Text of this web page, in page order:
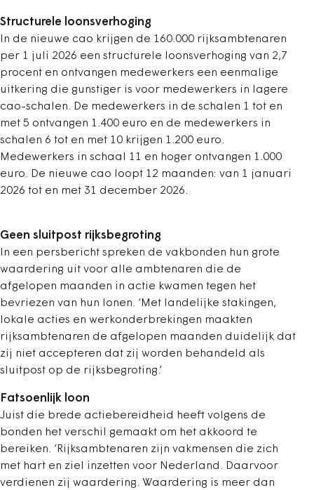
Structurele loonsverhoging
In de nieuwe cao krijgen de 160.000 rijksambtenaren
per 1 juli 2026 een structurele loonsverhoging van 2,7
procent en ontvangen medewerkers een eenmalige
uitkering die gunstiger is voor medewerkers in lagere
cao-schalen. De medewerkers in de schalen 1 tot en
met 5 ontvangen 1.400 euro en de medewerkers in
schalen 6 tot en met 10 krijgen 1.200 euro.
Medewerkers in schaal 11 en hoger ontvangen 1.000
euro. De nieuwe cao loopt 12 maanden: van 1 januari
2026 tot en met 31 december 2026.
Geen sluitpost rijksbegroting
In een persbericht spreken de vakbonden hun grote
waardering uit voor alle ambtenaren die de
afgelopen maanden in actie kwamen tegen het
bevriezen van hun lonen. ‘Met landelijke stakingen,
lokale acties en werkonderbrekingen maakten
rijksambtenaren de afgelopen maanden duidelijk dat
zij niet accepteren dat zij worden behandeld als
sluitpost op de rijksbegroting.’
Fatsoenlijk loon
Juist die brede actiebereidheid heeft volgens de
bonden het verschil gemaakt om het akkoord te
bereiken. ‘Rijksambtenaren zijn vakmensen die zich
met hart en ziel inzetten voor Nederland. Daarvoor
verdienen zij waardering. Waardering is meer dan